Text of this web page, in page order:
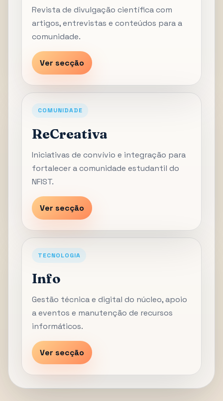
Revista de divulgação científica com
artigos, entrevistas e conteúdos para a
comunidade.
Ver secção
COMUNIDADE
ReCreativa
Iniciativas de convívio e integração para
fortalecer a comunidade estudantil do
NFIST.
Ver secção
TECNOLOGIA
Info
Gestão técnica e digital do núcleo, apoio
a eventos e manutenção de recursos
informáticos.
Ver secção